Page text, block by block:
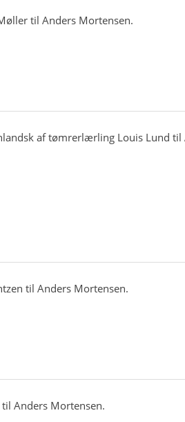
til Anders Mortensen.
af tømrerlærling Louis Lund til
til Anders Mortensen.
Anders Mortensen.